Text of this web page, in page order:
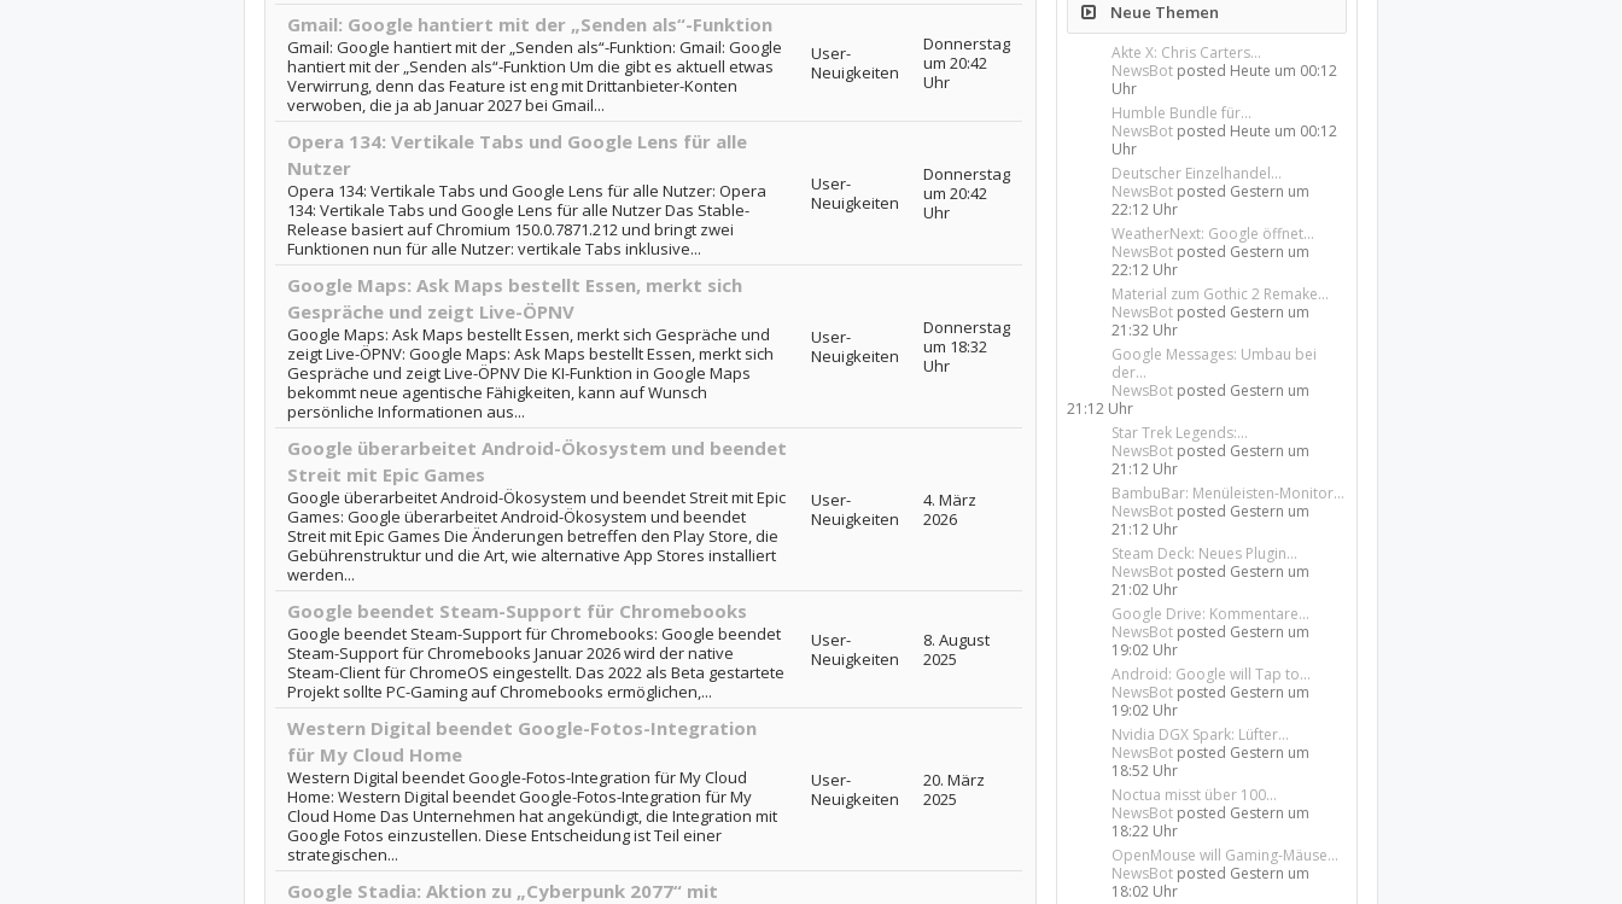
Gmail: Google hantiert mit der „Senden als“-Funktion
Gmail: Google hantiert mit der „Senden als“-Funktion: Gmail: Google
hantiert mit der „Senden als“-Funktion Um die gibt es aktuell etwas
Verwirrung, denn das Feature ist eng mit Drittanbieter-Konten
verwoben, die ja ab Januar 2027 bei Gmail...
User-
Neuigkeiten
Donnerstag
um 20:42
Uhr
Opera 134: Vertikale Tabs und Google Lens für alle
Nutzer
Opera 134: Vertikale Tabs und Google Lens für alle Nutzer: Opera
134: Vertikale Tabs und Google Lens für alle Nutzer Das Stable-
Release basiert auf Chromium 150.0.7871.212 und bringt zwei
Funktionen nun für alle Nutzer: vertikale Tabs inklusive...
User-
Neuigkeiten
Donnerstag
um 20:42
Uhr
Google Maps: Ask Maps bestellt Essen, merkt sich
Gespräche und zeigt Live-ÖPNV
Google Maps: Ask Maps bestellt Essen, merkt sich Gespräche und
zeigt Live-ÖPNV: Google Maps: Ask Maps bestellt Essen, merkt sich
Gespräche und zeigt Live-ÖPNV Die KI-Funktion in Google Maps
bekommt neue agentische Fähigkeiten, kann auf Wunsch
persönliche Informationen aus...
User-
Neuigkeiten
Donnerstag
um 18:32
Uhr
Google überarbeitet Android-Ökosystem und beendet
Streit mit Epic Games
Google überarbeitet Android-Ökosystem und beendet Streit mit Epic
Games: Google überarbeitet Android-Ökosystem und beendet
Streit mit Epic Games Die Änderungen betreffen den Play Store, die
Gebührenstruktur und die Art, wie alternative App Stores installiert
werden...
User-
Neuigkeiten
4. März
2026
Google beendet Steam-Support für Chromebooks
Google beendet Steam-Support für Chromebooks: Google beendet
Steam-Support für Chromebooks Januar 2026 wird der native
Steam-Client für ChromeOS eingestellt. Das 2022 als Beta gestartete
Projekt sollte PC-Gaming auf Chromebooks ermöglichen,...
User-
Neuigkeiten
8. August
2025
Western Digital beendet Google-Fotos-Integration
für My Cloud Home
Western Digital beendet Google-Fotos-Integration für My Cloud
Home: Western Digital beendet Google-Fotos-Integration für My
Cloud Home Das Unternehmen hat angekündigt, die Integration mit
Google Fotos einzustellen. Diese Entscheidung ist Teil einer
strategischen...
User-
Neuigkeiten
20. März
2025
Google Stadia: Aktion zu „Cyberpunk 2077“ mit
Neue Themen
Akte X: Chris Carters...
NewsBot posted Heute um 00:12
Uhr
Humble Bundle für...
NewsBot posted Heute um 00:12
Uhr
Deutscher Einzelhandel...
NewsBot posted Gestern um
22:12 Uhr
WeatherNext: Google öffnet...
NewsBot posted Gestern um
22:12 Uhr
Material zum Gothic 2 Remake...
NewsBot posted Gestern um
21:32 Uhr
Google Messages: Umbau bei
der...
NewsBot posted Gestern um
21:12 Uhr
Star Trek Legends:...
NewsBot posted Gestern um
21:12 Uhr
BambuBar: Menüleisten-Monitor...
NewsBot posted Gestern um
21:12 Uhr
Steam Deck: Neues Plugin...
NewsBot posted Gestern um
21:02 Uhr
Google Drive: Kommentare...
NewsBot posted Gestern um
19:02 Uhr
Android: Google will Tap to...
NewsBot posted Gestern um
19:02 Uhr
Nvidia DGX Spark: Lüfter...
NewsBot posted Gestern um
18:52 Uhr
Noctua misst über 100...
NewsBot posted Gestern um
18:22 Uhr
OpenMouse will Gaming-Mäuse...
NewsBot posted Gestern um
18:02 Uhr